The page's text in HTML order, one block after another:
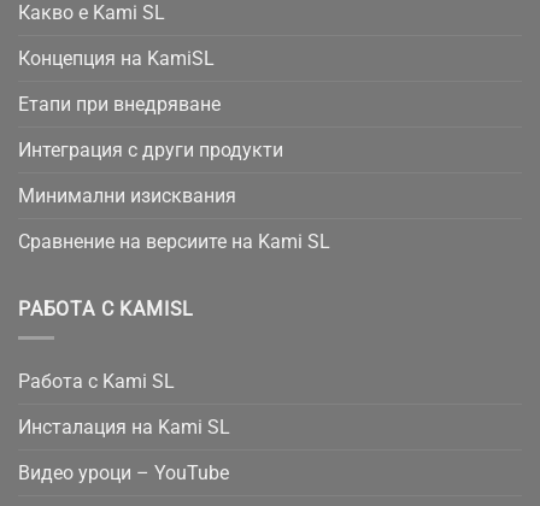
Какво е Kami SL
Концепция на KamiSL
Етапи при внедряване
Интеграция с други продукти
Минимални изисквания
Сравнение на версиите на Kami SL
РАБОТА С KAMISL
Работа с Kami SL
Инсталация на Kami SL
Видео уроци – YouTube